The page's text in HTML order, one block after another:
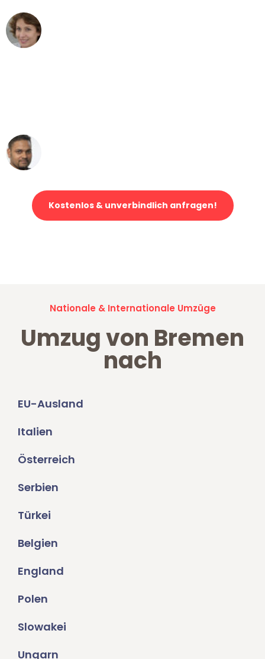
Kostenlos & unverbindlich anfragen!
Nationale & Internationale Umzüge
Umzug von Bremen
nach
EU-Ausland
Italien
Österreich
Serbien
Türkei
Belgien
England
Polen
Slowakei
Ungarn